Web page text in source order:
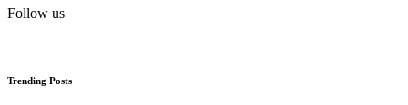
Follow us
Trending Posts